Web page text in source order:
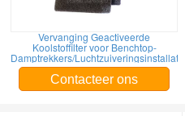
Vervanging Geactiveerde
Koolstoffilter voor Benchtop-
Damptrekkers/Luchtzuiveringsinstallatie
Contacteer ons